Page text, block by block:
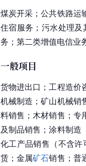
煤炭开采；公共铁路运
住宿服务； 污水处理及
务；第二类增值电信业
一般项目
货物进出口；工程造价
机械制造；矿山机械销
料销售；木材销售；专
及制品销售；涂料制造
化工产品销售（不含
赁；金属矿石销售；普